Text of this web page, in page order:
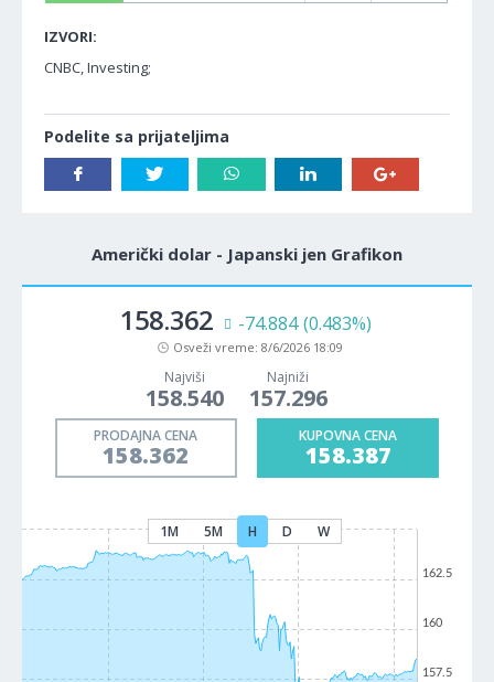
IZVORI:
CNBC, Investing;
Podelite sa prijateljima
Američki dolar - Japanski jen Grafikon
158.362 -74.884 (0.483%)
Osveži vreme: 8/6/2026 18:09
Najviši
158.540
Najniži
157.296
PRODAJNA CENA
158.362
KUPOVNA CENA
158.387
1M 5M H D W
157.5
160
162.5